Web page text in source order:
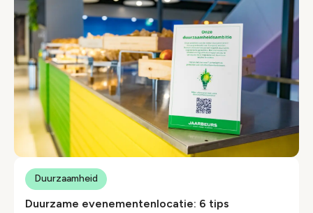
Duurzame evenementenlocatie: 6 tips
Duurzaamheid